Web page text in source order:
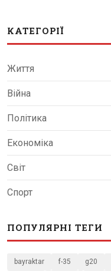
КАТЕГОРІЇ
Життя
Війна
Політика
Економіка
Світ
Спорт
ПОПУЛЯРНІ ТЕГИ
bayraktar f-35 g20